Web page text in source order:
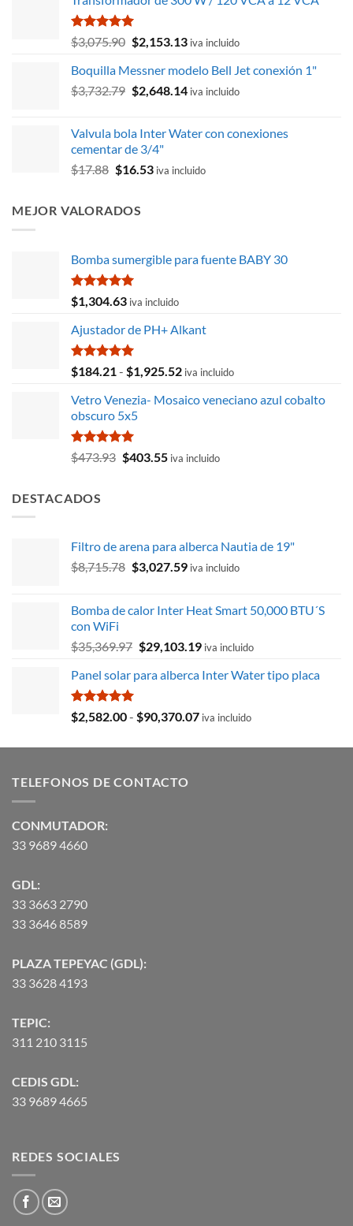
Valorado
con
de 5
$3,075.90 El
original
era:
$2,153.13El
actual
es:
iva incluido
Boquilla Messner modelo Bell Jet conexión 1"
$3,732.79 El
era:
$3,732.79.
$2,648.14El
es:
iva incluido
Valvula bola Inter Water con conexiones
cementar de 3/4"
$17.88 El
era:
$16.53Eliva incluido
MEJOR VALORADOS
Bomba sumergible para fuente BABY 30
Valorado
con
de 5
$1,304.63 iva incluido
Ajustador de PH+ Alkant
Valorado
con
de 5
$184.21 - $1,925.52Rango
precios:
hasta
iva incluido
Vetro Venezia- Mosaico veneciano azul cobalto
obscuro 5x5
Valorado
con
$473.93 El
$403.55Eliva incluido
DESTACADOS
Filtro de arena para alberca Nautia de 19"
$8,715.78 El
era:
$3,027.59El
es:
iva incluido
Bomba de calor Inter Heat Smart 50,000 BTU´S
con WiFi
$35,369.97 El
original
$35,369.97.
$29,103.19El
actual
$29,103.19.
iva incluido
Panel solar para alberca Inter Water tipo placa
Valorado
con
$2,582.00- $90,370.07Rango
precios:
iva incluido
TELEFONOS DE CONTACTO
CONMUTADOR:
33 9689 4660
GDL:
33 3663 2790
33 3646 8589
PLAZA TEPEYAC (GDL):
33 3628 4193
TEPIC:
311 210 3115
CEDIS GDL:
33 9689 4665
REDES SOCIALES